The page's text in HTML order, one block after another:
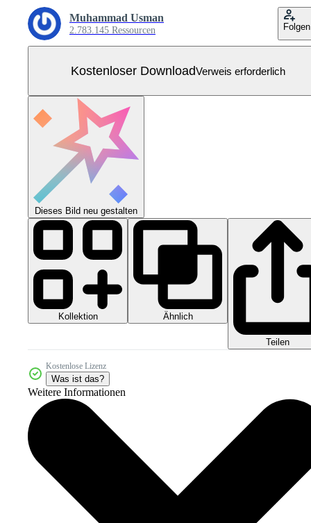
Muhammad Usman
2.783.145 Ressourcen Folgen
Kostenloser DownloadVerweis erforderlich
Dieses Bild neu gestalten
Kollektion Ähnlich
Teilen
Kostenlose Lizenz
Was ist das?
Weitere Informationen